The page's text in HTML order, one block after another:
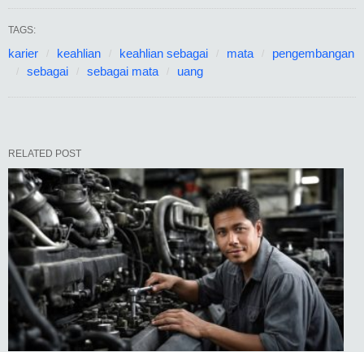
TAGS:
karier keahlian keahlian sebagai mata
pengembangan
sebagai
sebagai mata uang
RELATED POST